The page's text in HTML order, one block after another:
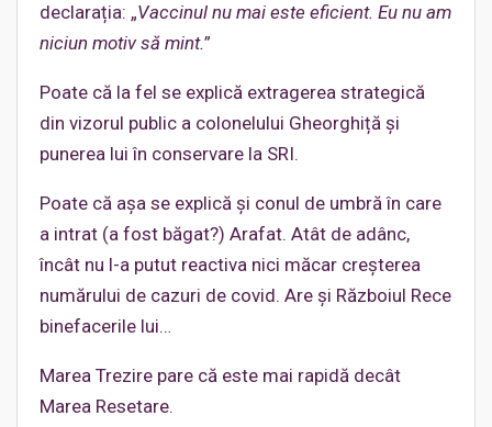
declarația: „Vaccinul nu mai este eficient. Eu nu am
niciun motiv să mint.”
Poate că la fel se explică extragerea strategică
din vizorul public a colonelului Gheorghiță și
punerea lui în conservare la SRI.
Poate că așa se explică și conul de umbră în care
a intrat (a fost băgat?) Arafat. Atât de adânc,
încât nu l-a putut reactiva nici măcar creșterea
numărului de cazuri de covid. Are și Războiul Rece
binefacerile lui…
Marea Trezire pare că este mai rapidă decât
Marea Resetare.